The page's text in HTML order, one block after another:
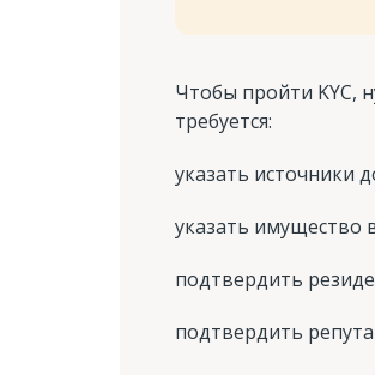
Чтобы пройти KYC,
требуется:
указать источники
указать имущество
подтвердить
подтвердить